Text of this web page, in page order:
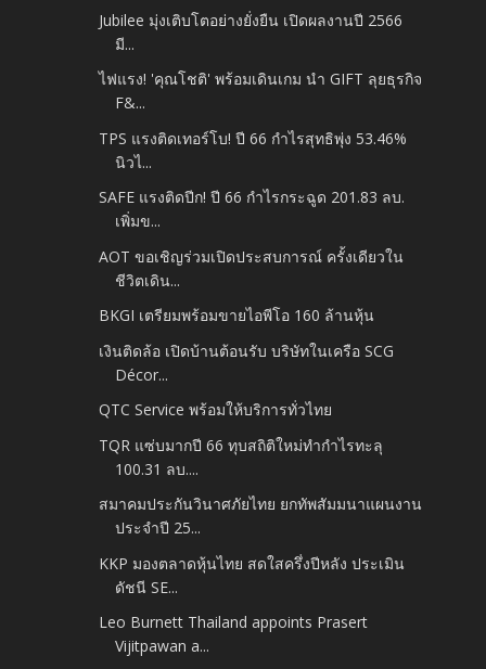
Jubilee มุ่งเติบโตอย่างยั่งยืน เปิดผลงานปี 2566
มี...
ไฟแรง! 'คุณโชติ' พร้อมเดินเกม นำ GIFT ลุยธุรกิจ
F&...
TPS แรงติดเทอร์โบ! ปี 66 กำไรสุทธิพุ่ง 53.46%
นิวไ...
SAFE แรงติดปีก! ปี 66 กำไรกระฉูด 201.83 ลบ.
เพิ่มข...
AOT ขอเชิญร่วมเปิดประสบการณ์ ครั้งเดียวใน
ชีวิตเดิน...
BKGI เตรียมพร้อมขายไอพีโอ 160 ล้านหุ้น
เงินติดล้อ เปิดบ้านต้อนรับ บริษัทในเครือ SCG
Décor...
QTC Service พร้อมให้บริการทั่วไทย
TQR แซ่บมากปี 66 ทุบสถิติใหม่ทำกำไรทะลุ
100.31 ลบ....
สมาคมประกันวินาศภัยไทย ยกทัพสัมมนาแผนงาน
ประจำปี 25...
KKP มองตลาดหุ้นไทย สดใสครึ่งปีหลัง ประเมิน
ดัชนี SE...
Leo Burnett Thailand appoints Prasert
Vijitpawan a...